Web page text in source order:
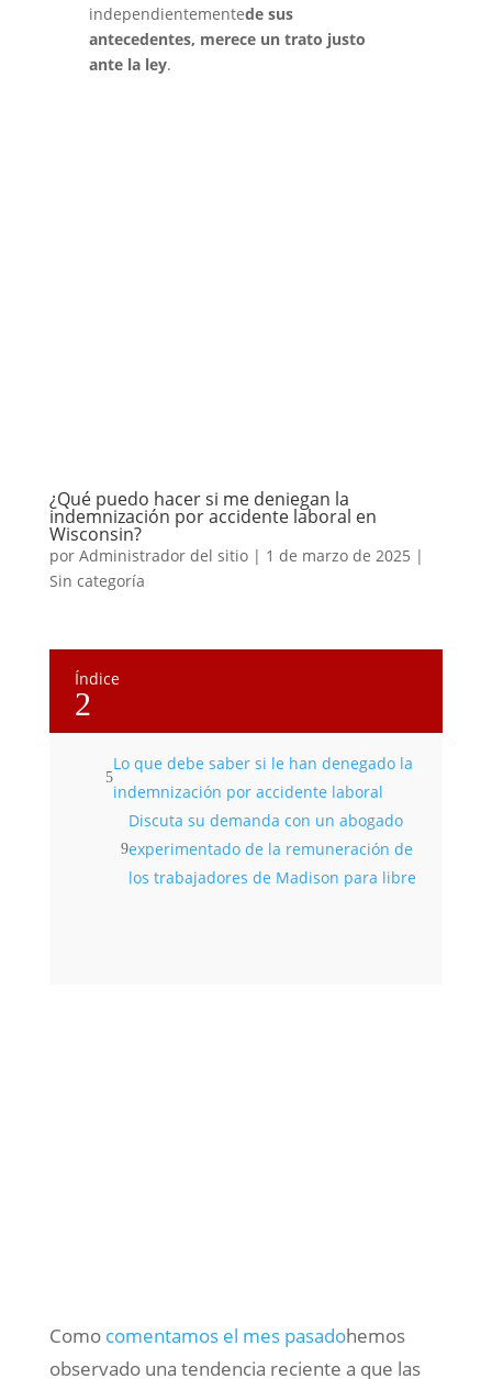
independientementede sus
antecedentes, merece un trato justo
ante la ley.
¿Qué puedo hacer si me deniegan la
indemnización por accidente laboral en
Wisconsin?
por Administrador del sitio| 1 de marzo de 2025 |
Sin categoría
Índice
2
Lo que debe saber si le han denegado la
indemnización por accidente laboral
Discuta su demanda con un abogado
experimentado de la remuneración de
los trabajadores de Madison para libre
Como comentamos el mes pasadohemos
observado una tendencia reciente a que las